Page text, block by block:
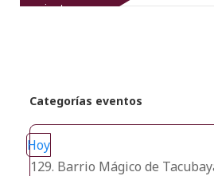
recientes
Categorías eventos
Hoy
129. Barrio Mágico de